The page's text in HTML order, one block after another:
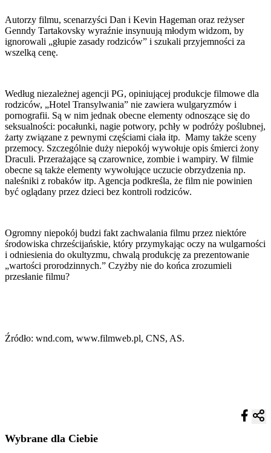
Autorzy filmu, scenarzyści Dan i Kevin Hageman oraz reżyser
Genndy Tartakovsky wyraźnie insynuują młodym widzom, by
ignorowali „głupie zasady rodziców” i szukali przyjemności za
wszelką cenę.
Według niezależnej agencji PG, opiniującej produkcje filmowe dla
rodziców, „Hotel Transylwania” nie zawiera wulgaryzmów i
pornografii. Są w nim jednak obecne elementy odnoszące się do
seksualności: pocałunki, nagie potwory, pchły w podróży poślubnej,
żarty związane z pewnymi częściami ciała itp. Mamy także sceny
przemocy. Szczególnie duży niepokój wywołuje opis śmierci żony
Draculi. Przerażające są czarownice, zombie i wampiry. W filmie
obecne są także elementy wywołujące uczucie obrzydzenia np.
naleśniki z robaków itp. Agencja podkreśla, że film nie powinien
być oglądany przez dzieci bez kontroli rodziców.
Ogromny niepokój budzi fakt zachwalania filmu przez niektóre
środowiska chrześcijańskie, który przymykając oczy na wulgarności
i odniesienia do okultyzmu, chwalą produkcję za prezentowanie
„wartości prorodzinnych.” Czyżby nie do końca zrozumieli
przesłanie filmu?
Źródło: wnd.com, www.filmweb.pl, CNS, AS.
Wybrane dla Ciebie